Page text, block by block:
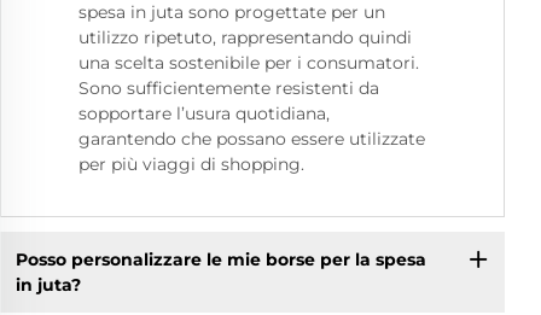
spesa in juta sono progettate per un
utilizzo ripetuto, rappresentando quindi
una scelta sostenibile per i consumatori.
Sono sufficientemente resistenti da
sopportare l’usura quotidiana,
garantendo che possano essere utilizzate
per più viaggi di shopping.
Posso personalizzare le mie borse per la spesa
in juta?